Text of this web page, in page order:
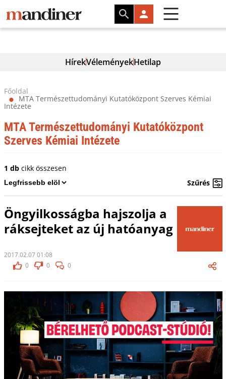
HírekVéleményekHetilap
Főoldal
⬤ MTA Természettudományi Kutatóközpont Szerves Kémiai
Intézete
MTA Természettudományi Kutatóközpont
Szerves Kémiai Intézete
1 dbcikk összesen
Szűrés
Öngyilkosságba hajszolja a
ráksejteket az új hatóanyag
2017.02.07 01:08
0
0 0